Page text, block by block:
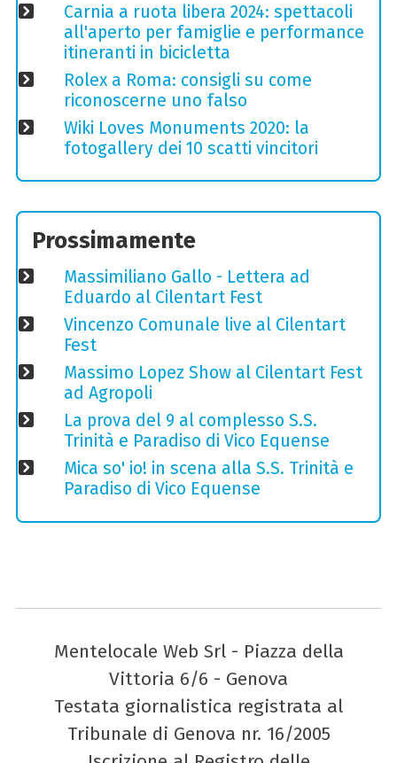
Carnia a ruota libera 2024: spettacoli
all'aperto per famiglie e performance
itineranti in bicicletta
Rolex a Roma: consigli su come
riconoscerne uno falso
Wiki Loves Monuments 2020: la
fotogallery dei 10 scatti vincitori
Prossimamente
Massimiliano Gallo - Lettera ad
Eduardo al Cilentart Fest
Vincenzo Comunale live al Cilentart
Fest
Massimo Lopez Show al Cilentart Fest
ad Agropoli
La prova del 9 al complesso S.S.
Trinità e Paradiso di Vico Equense
Mica so' io! in scena alla S.S. Trinità e
Paradiso di Vico Equense
Mentelocale Web Srl - Piazza della
Vittoria 6/6 - Genova
Testata giornalistica registrata al
Tribunale di Genova nr. 16/2005